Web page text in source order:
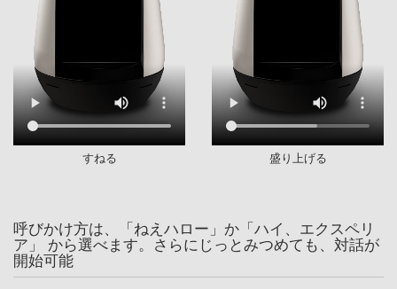
すねる 盛り上げる
呼びかけ方は、「ねえハロー」か「ハイ、エクスペリ
ア」 から選べます。さらにじっとみつめても、対話が
開始可能